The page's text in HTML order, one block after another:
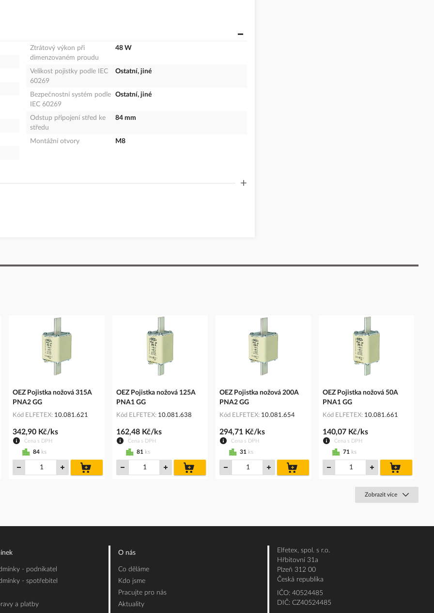
Ztrátový výkon při
dimenzovaném proudu
48 W
Velikost pojistky podle IEC
60269
Ostatní, jiné
Bezpečnostní systém podle
IEC 60269
Ostatní, jiné
Odstup připojení střed ke
středu
84 mm
Montážní otvory M8
+
OEZ Pojistka nožová 315A
PNA2 GG
Kód ELFETEX 10.081.621
Cena s DPH
342,90 Kč/ks
84 ks
košíku
OEZ Pojistka nožová 125A
PNA1 GG
Kód ELFETEX 10.081.638
Cena s DPH
162,48 Kč/ks
81 ks
košíku
OEZ Pojistka nožová 200A
PNA2 GG
Kód ELFETEX 10.081.654
Cena s DPH
294,71 Kč/ks
31 ks
košíku
OEZ Pojistka nožová 50A
PNA1 GG
Kód ELFETEX 10.081.661
Cena s DPH
140,07 Kč/ks
71 ks
košíku
Zobrazit více
- podnikatel
- spotřebitel
a platby
O nás
Co děláme
Kdo jsme
Pracujte pro nás
Aktuality
Elfetex, spol. s r.o.
Hřbitovní 31a
Plzeň 312 00
Česká republika
IČO: 40524485
DIČ: CZ40524485